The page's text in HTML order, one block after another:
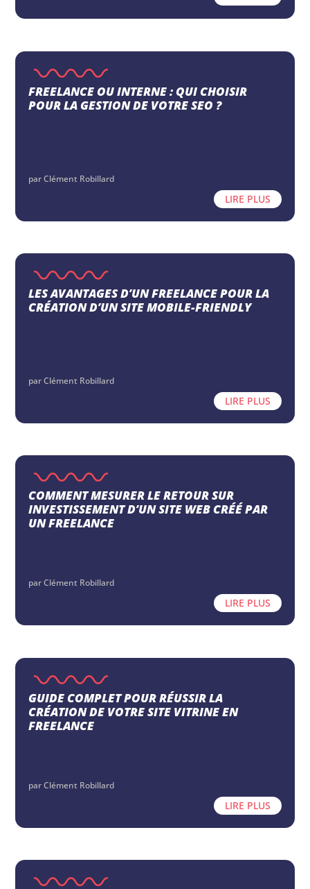
FREELANCE OU INTERNE : QUI CHOISIR
POUR LA GESTION DE VOTRE SEO ?
parClément Robillard
LIRE PLUS
LES AVANTAGES D’UN FREELANCE POUR LA
CRÉATION D’UN SITE MOBILE-FRIENDLY
parClément Robillard
LIRE PLUS
COMMENT MESURER LE RETOUR SUR
INVESTISSEMENT D’UN SITE WEB CRÉÉ PAR
UN FREELANCE
parClément Robillard
LIRE PLUS
GUIDE COMPLET POUR RÉUSSIR LA
CRÉATION DE VOTRE SITE VITRINE EN
FREELANCE
parClément Robillard
LIRE PLUS